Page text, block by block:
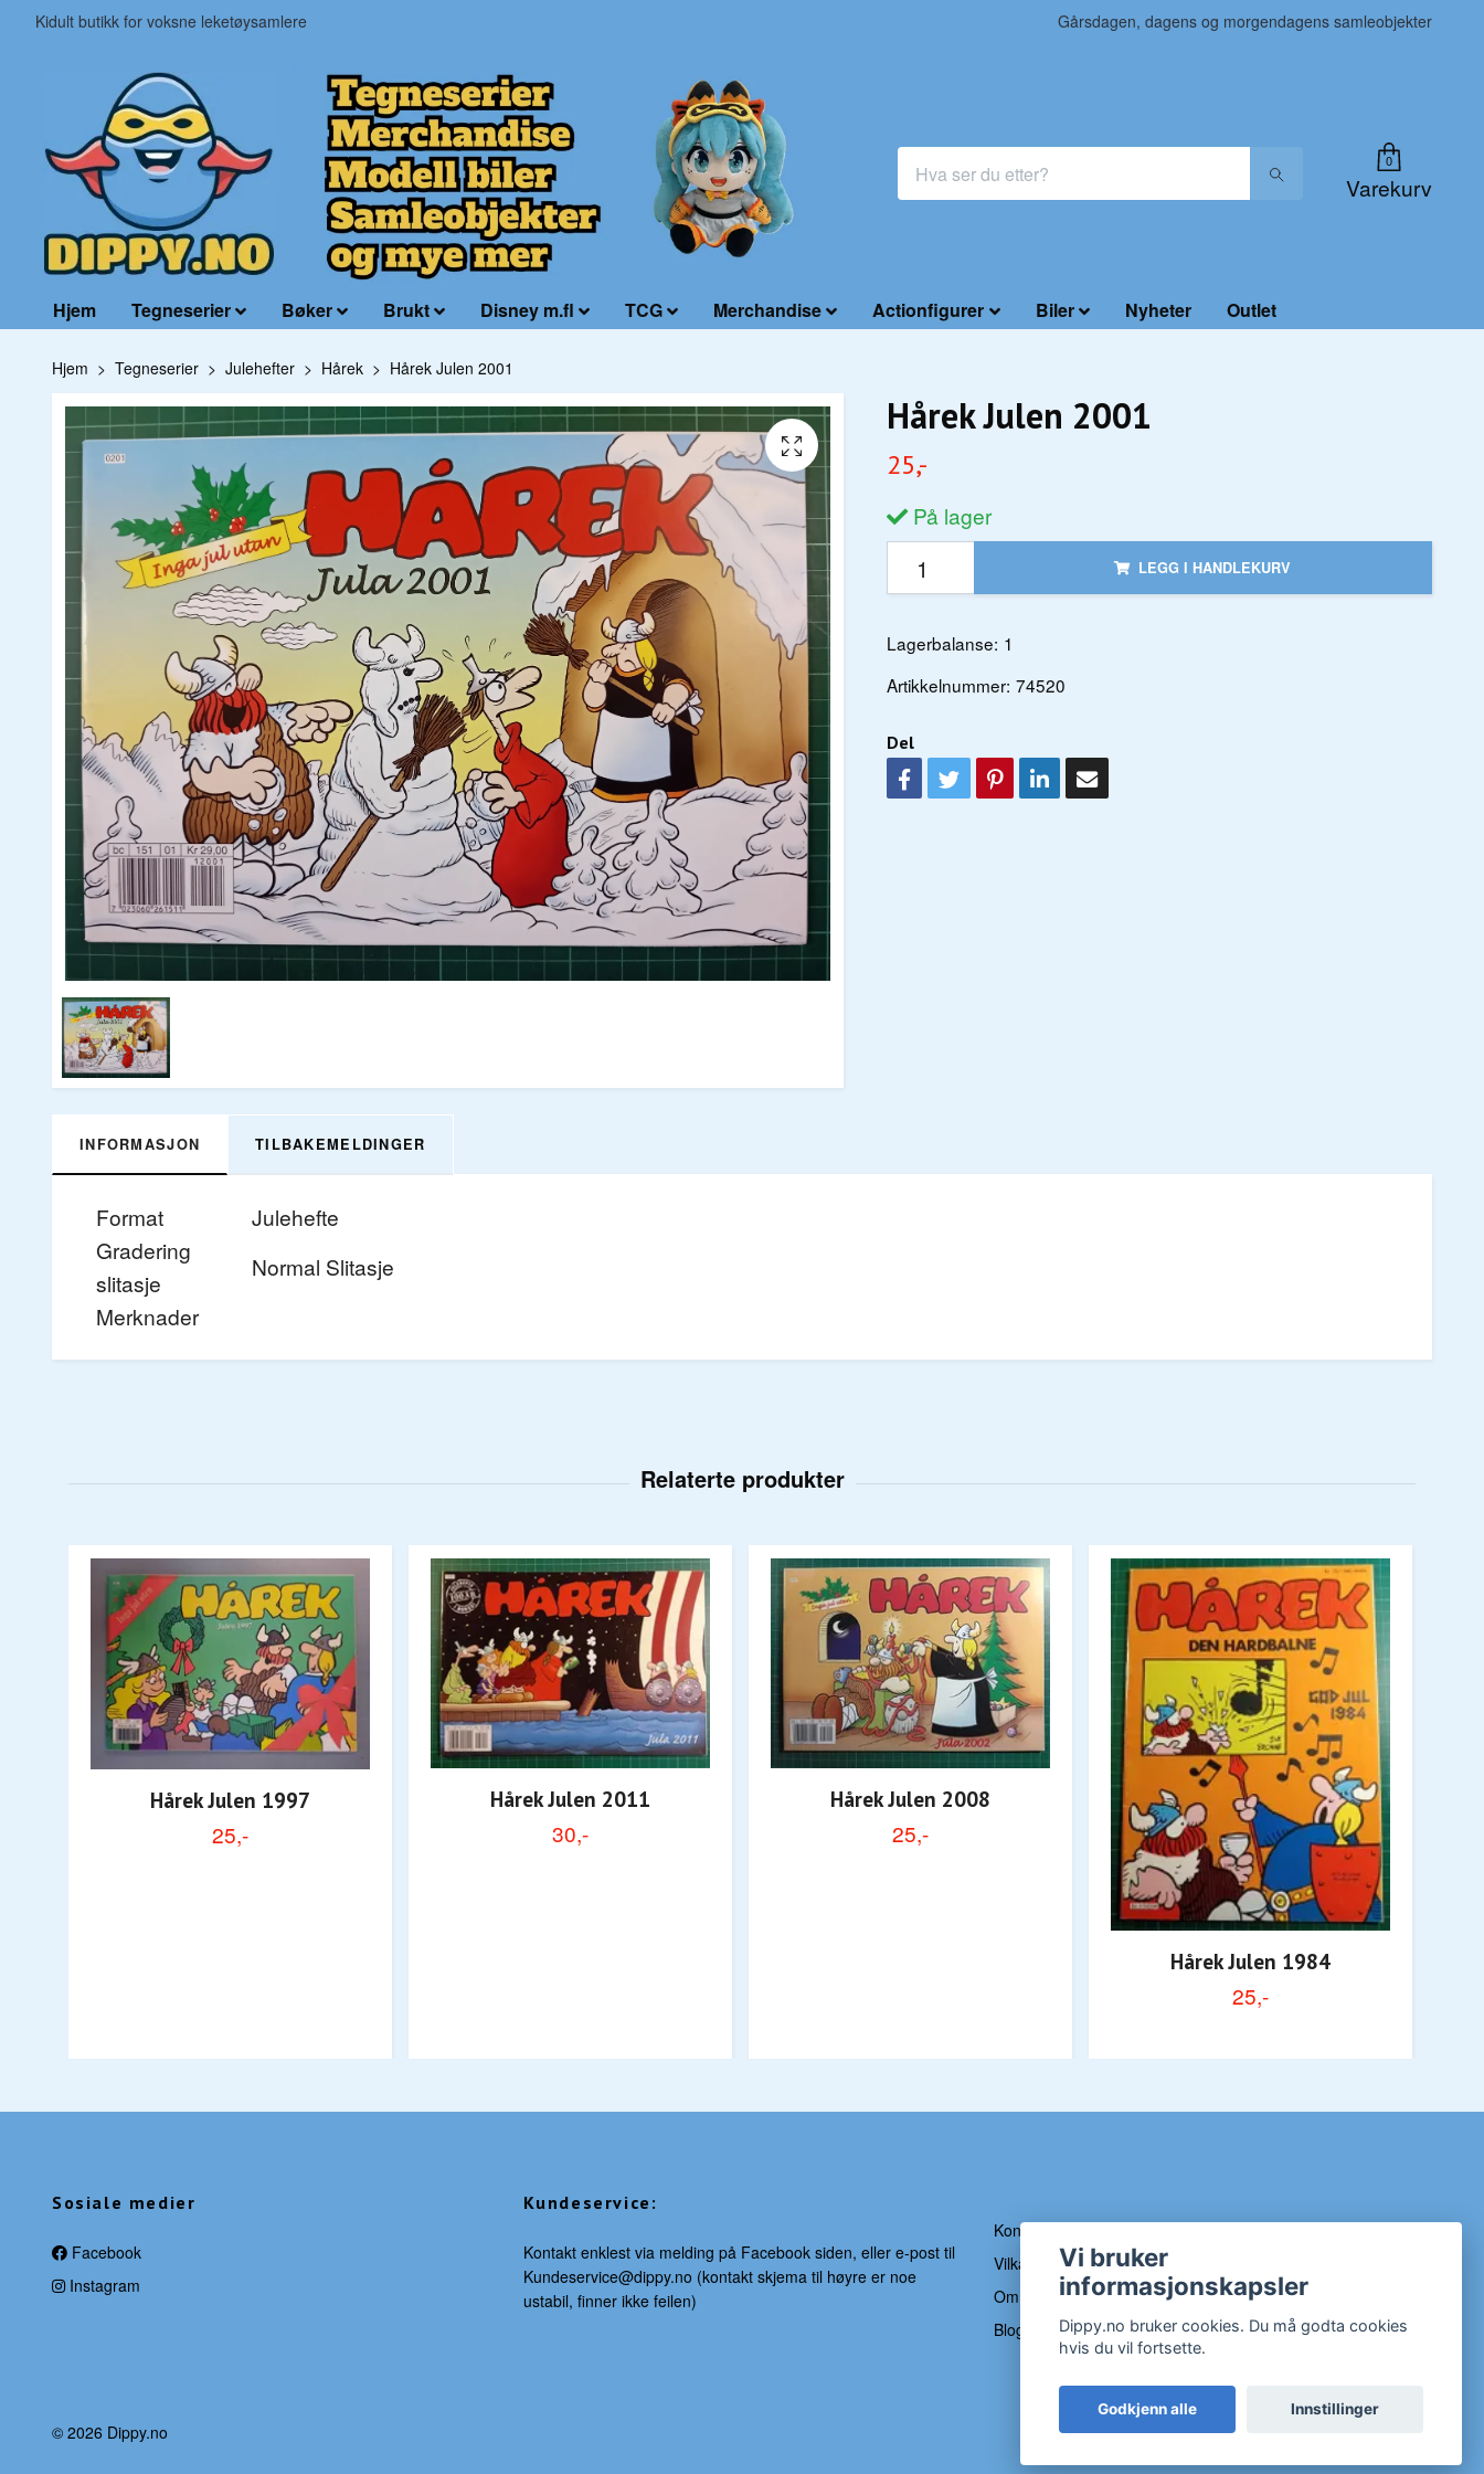
Kidult butikk for voksne leketøysamlere Gårsdagen, dagens og morgendagens samleobjekter
0
Varekurv
Hjem Tegneserier Bøker Brukt Disney m.fl TCG Merchandise Actionfigurer Biler Nyheter Outlet
Hjem Tegneserier Julehefter Hårek Hårek Julen 2001
Hårek Julen 2001
25,-
På lager
LEGG I HANDLEKURV
Lagerbalanse: 1
Artikkelnummer: 74520
Del
INFORMASJON TILBAKEMELDINGER
Format
Julehefte
Gradering
slitasje
Normal Slitasje
Merknader
Hårek Julen 1997
25,-
Hårek Julen 2011
30,-
Hårek Julen 2008
25,-
Hårek Julen 1984
25,-
Sosiale medier
Facebook
Instagram
Kundeservice:
Kontakt enklest via melding på Facebook siden, eller e-post til
Kundeservice@dippy.no (kontakt skjema til høyre er noe
ustabil, finner ikke feilen)
Kontakt
Vilkår og betingelser
Om Dippy
Blogg
© 2026 Dippy.no
Vi bruker
informasjonskapsler
Dippy.no bruker cookies. Du må godta cookies
hvis du vil fortsette.
Godkjenn alle Innstillinger